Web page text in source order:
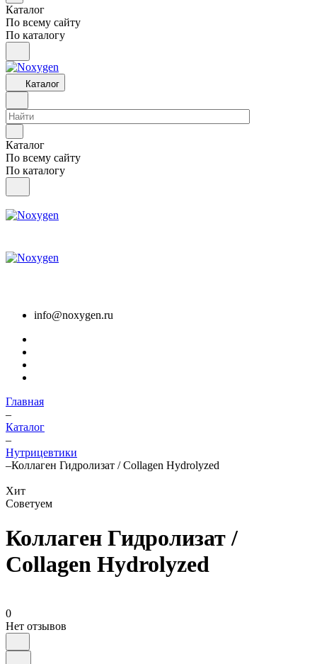
Каталог
По всему сайту
По каталогу
Каталог
Каталог
По всему сайту
По каталогу
info@noxygen.ru
Главная
–
Каталог
–
Нутрицевтики
–Коллаген Гидролизат / Collagen Hydrolyzed
Хит
Советуем
Коллаген Гидролизат /
Collagen Hydrolyzed
0
Нет отзывов